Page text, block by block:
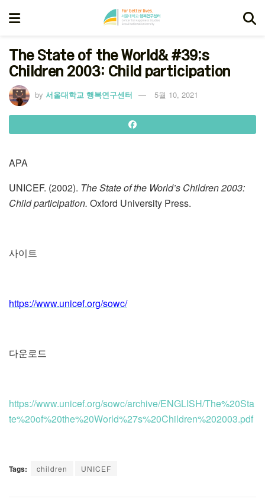
The State of the World& #39;s
Children 2003: Child participation
by 서울대학교 행복연구센터 5월 10, 2021
APA
UNICEF. (2002). The State of the World’s Children 2003:
Child participation. Oxford University Press.
사이트
https://www.unicef.org/sowc/
다운로드
https://www.unicef.org/sowc/archive/ENGLISH/The%20Sta
te%20of%20the%20World%27s%20Children%202003.pdf
Tags: children UNICEF